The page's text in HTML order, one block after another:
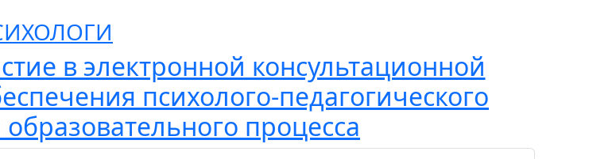
в электронной консультационной
психолого-педагогического
процесса